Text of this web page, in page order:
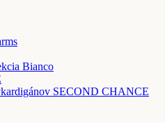
Bianco
SECOND CHANCE